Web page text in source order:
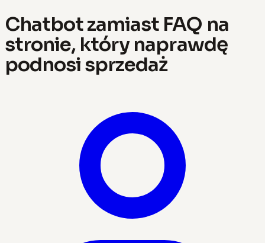
Chatbot zamiast FAQ na
stronie, który naprawdę
podnosi sprzedaż